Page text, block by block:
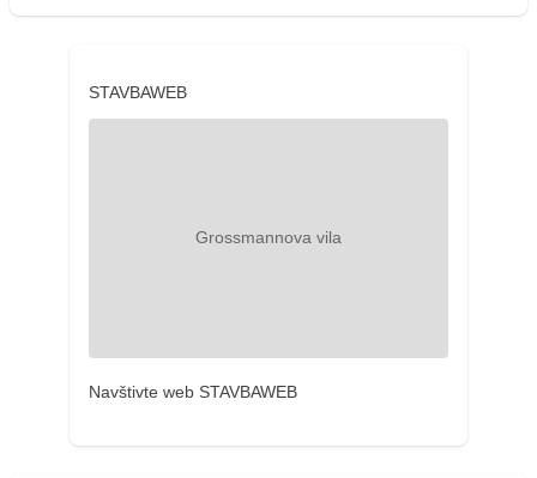
STAVBAWEB
Navštivte web STAVBAWEB